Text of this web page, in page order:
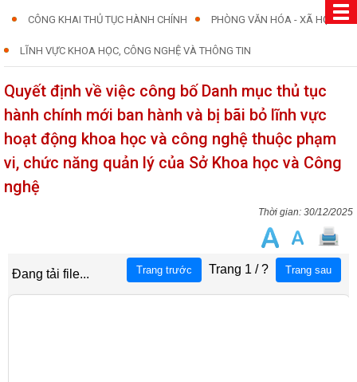
CÔNG KHAI THỦ TỤC HÀNH CHÍNH PHÒNG VĂN HÓA - XÃ HỘI
LĨNH VỰC KHOA HỌC, CÔNG NGHỆ VÀ THÔNG TIN
Quyết định về việc công bố Danh mục thủ tục
hành chính mới ban hành và bị bãi bỏ lĩnh vực
hoạt động khoa học và công nghệ thuộc phạm
vi, chức năng quản lý của Sở Khoa học và Công
nghệ
30/12/2025